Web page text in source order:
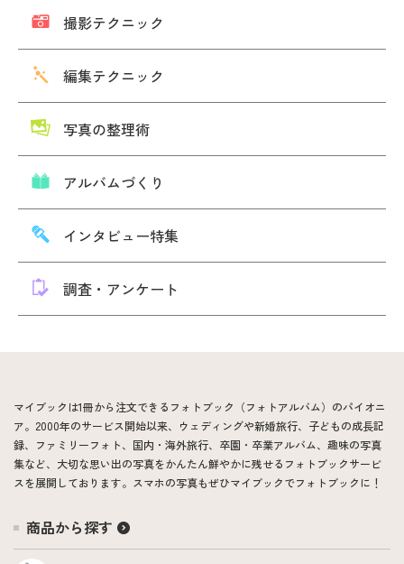
撮影テクニック
編集テクニック
写真の整理術
アルバムづくり
インタビュー特集
調査・アンケート
マイブックは1冊から注文できるフォトブック（フォトアルバム）のパイオニ
ア。2000年のサービス開始以来、ウェディングや新婚旅行、子どもの成長記
録、ファミリーフォト、国内・海外旅行、卒園・卒業アルバム、趣味の写真
集など、大切な思い出の写真をかんたん鮮やかに残せるフォトブックサービ
スを展開しております。スマホの写真もぜひマイブックでフォトブックに！
商品から探す